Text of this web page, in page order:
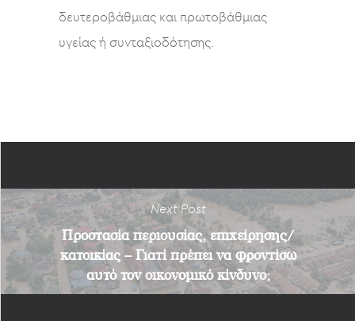
δευτεροβάθμιας και πρωτοβάθμιας
υγείας ή συνταξιοδότησης.
Next Post
Προστασία περιουσίας, επιχείρησης/
κατοικίας – Γιατί πρέπει να φροντίσω
αυτό τον οικονομικό κίνδυνο;